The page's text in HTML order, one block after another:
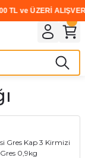
TL ve ÜZERİ
Makineleri
Gres Kap 3 Kirmizi
Gres 0,9kg